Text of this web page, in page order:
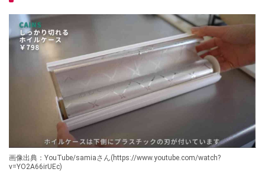
画像出典：YouTube/samiaさん(https://www.youtube.com/watch?
v=YO2A66irUEc)